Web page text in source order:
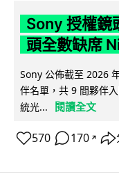
Sony 授權鏡
頭全數缺席
Sony 公佈截至 2026
伴名單，共 9 間夥伴
統光...
閱讀全文
570 170 ↗